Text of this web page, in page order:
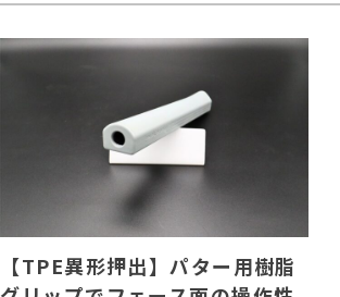
【TPE異形押出】パター用樹脂